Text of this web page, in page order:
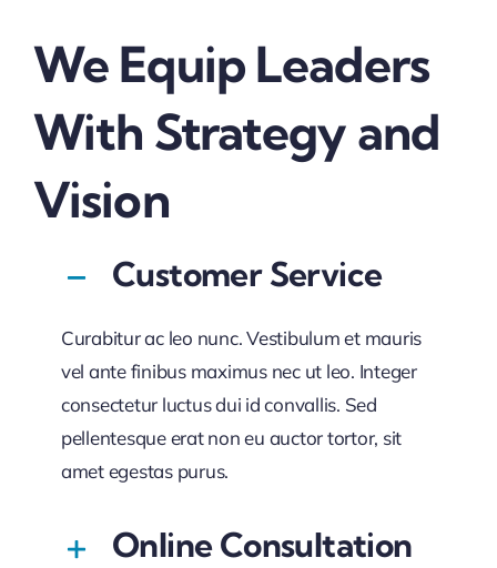
We Equip Leaders
With Strategy and
Vision
Customer Service
Curabitur ac leo nunc. Vestibulum et mauris
vel ante finibus maximus nec ut leo. Integer
consectetur luctus dui id convallis. Sed
pellentesque erat non eu auctor tortor, sit
amet egestas purus.
Online Consultation